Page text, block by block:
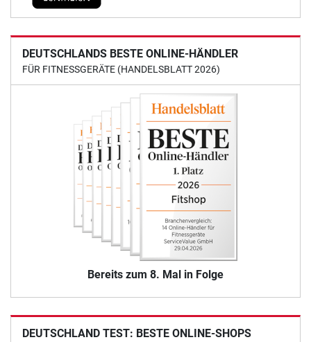
DEUTSCHLANDS BESTE ONLINE-HÄNDLER
FÜR FITNESSGERÄTE (HANDELSBLATT 2026)
Bereits zum 8. Mal in Folge
DEUTSCHLAND TEST: BESTE ONLINE-SHOPS